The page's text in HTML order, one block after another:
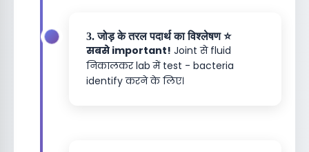
3. जोड़ के तरल पदार्थ का विश्लेषण ⭐
सबसे important! Joint से fluid
निकालकर lab में test - bacteria
identify करने के लिए।